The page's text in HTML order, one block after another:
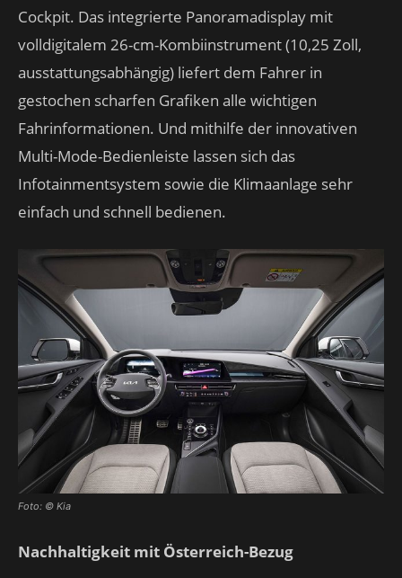
Cockpit. Das integrierte Panoramadisplay mit
volldigitalem 26-cm-Kombiinstrument (10,25 Zoll,
ausstattungsabhängig) liefert dem Fahrer in
gestochen scharfen Grafiken alle wichtigen
Fahrinformationen. Und mithilfe der innovativen
Multi-Mode-Bedienleiste lassen sich das
Infotainmentsystem sowie die Klimaanlage sehr
einfach und schnell bedienen.
Foto: © Kia
Nachhaltigkeit mit Österreich-Bezug